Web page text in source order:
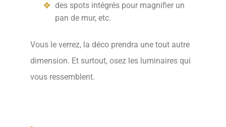
des spots intégrés pour magnifier un
pan de mur, etc.
Vous le verrez, la déco prendra une tout autre
dimension. Et surtout, osez les luminaires qui
vous ressemblent.